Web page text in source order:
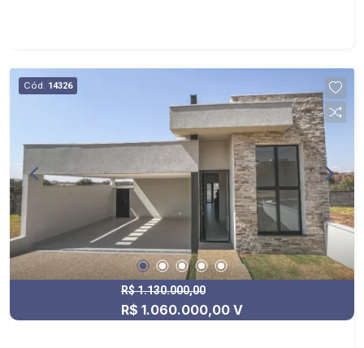
Cód. 14326
R$ 1.130.000,00
R$ 1.060.000,00 V